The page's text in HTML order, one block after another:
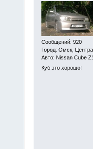
Сообщений: 920
Город: Омск,
Авто: Nissan Cube
Куб это хорошо!